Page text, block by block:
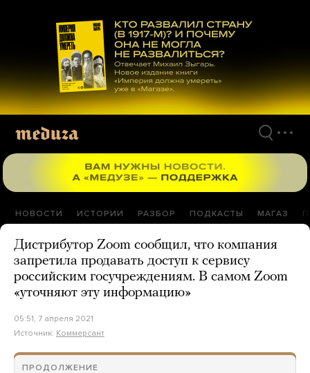
материалам
НОВОСТИ ИСТОРИИ РАЗБОР ПОДКАСТЫ МАГАЗ
Дистрибутор Zoom сообщил, что компания
запретила продавать доступ к сервису
российским госучреждениям. В самом Zoom
«уточняют эту информацию»
05:51, 7 апреля 2021
Источник: Коммерсант
ПРОДОЛЖЕНИЕ